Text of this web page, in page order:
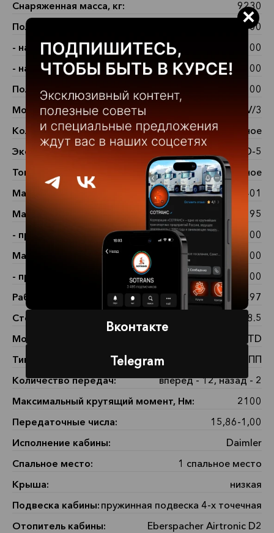
Снаряженная масса, кг:
9230
Полная масса автомобиля, кг:
26000
- на переднюю ось:
9000
- на задний мост:
10000 и 7000
Полная масса автопоезда, кг:
44000
Модель ДВС:
Daimler OM 457LA. V/3
Количество, расположение цилиндров:
6, рядное
Экологический класс:
ЕВРО-5
Топливо:
дизельное
Максимальная мощность, лс:
401
Максимальная мощность, кВт:
295
- при частоте вращения, об/мин:
1900
Максимальный крутящий момент, Нм:
2000
- при частоте вращения, об/мин:
1100
Рабочий объем, л:
11.97
Степень сжатия:
18.5
Модель КПП:
ZF 12AS2130 TD
Тип КП:
АКПП
Количество передач:
вперед - 12, назад - 2
Максимальный крутящий момент, Нм:
2100
Передаточные числа:
15,86-1,00
Исполнение кабины:
Daimler
Спальное место:
1 спальное место
Крыша:
низкая
Подвеска кабины: пружинная подвеска 4-х точечная
Отопитель кабины:
Eberspacher Airtronic D2
×
Вконтакте
Telegram